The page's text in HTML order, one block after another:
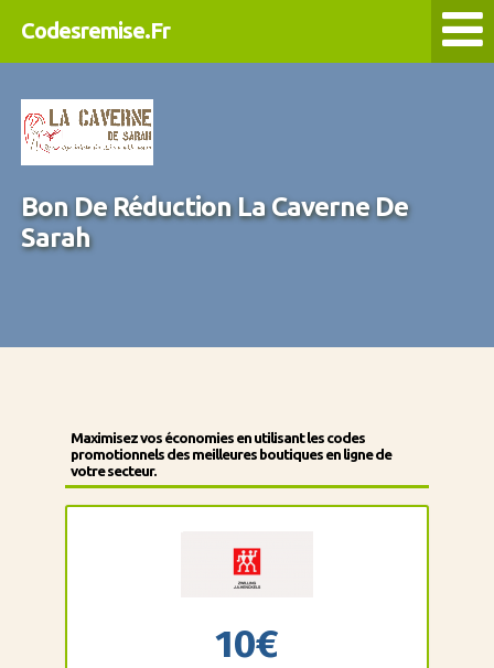
Codesremise.Fr
Bon De Réduction La Caverne De
Sarah
Maximisez vos économies en utilisant les codes
promotionnels des meilleures boutiques en ligne de
votre secteur.
10€